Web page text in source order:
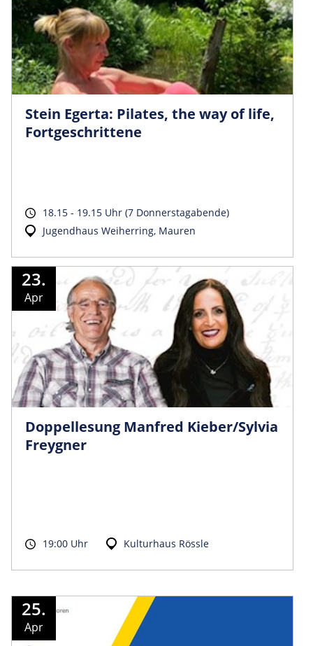
Stein Egerta: Pilates, the way of life,
Fortgeschrittene
18.15 - 19.15 Uhr (7 Donnerstagabende)
Jugendhaus Weiherring, Mauren
23.
Apr
Doppellesung Manfred Kieber/Sylvia
Freygner
19:00 Uhr Kulturhaus Rössle
25.
Apr